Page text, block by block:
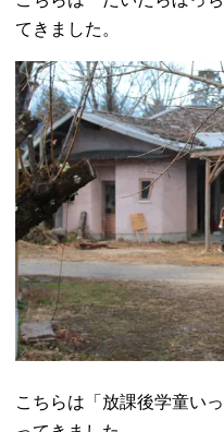
てきました。
こちらは「放課後学童い